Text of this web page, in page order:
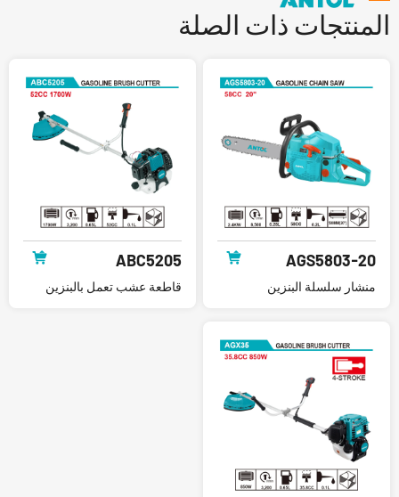
المنتجات ذات الصلة
AGS5803-20
منشار سلسلة البنزين
ABC5205
قاطعة عشب تعمل بالبنزين